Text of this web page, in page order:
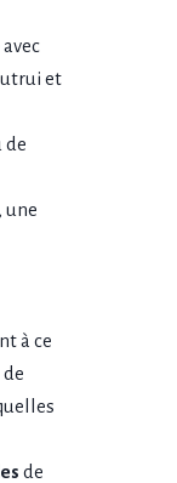
avec
et
de
, une
à ce
de
de